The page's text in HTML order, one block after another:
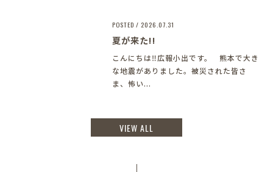
POSTED / 2026.07.31
夏が来た!!
こんにちは‼︎広報小出です。 熊本で大き
な地震がありました。被災された皆さ
ま、怖い...
VIEW ALL